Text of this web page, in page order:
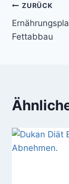
ZURÜCK
Fettabbau